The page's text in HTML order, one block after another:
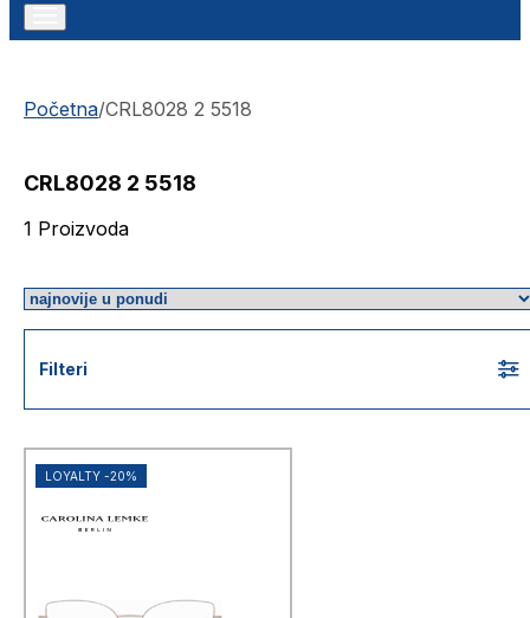
Početna/CRL8028 2 5518
CRL8028 2 5518
1 Proizvoda
Filteri
LOYALTY -20%